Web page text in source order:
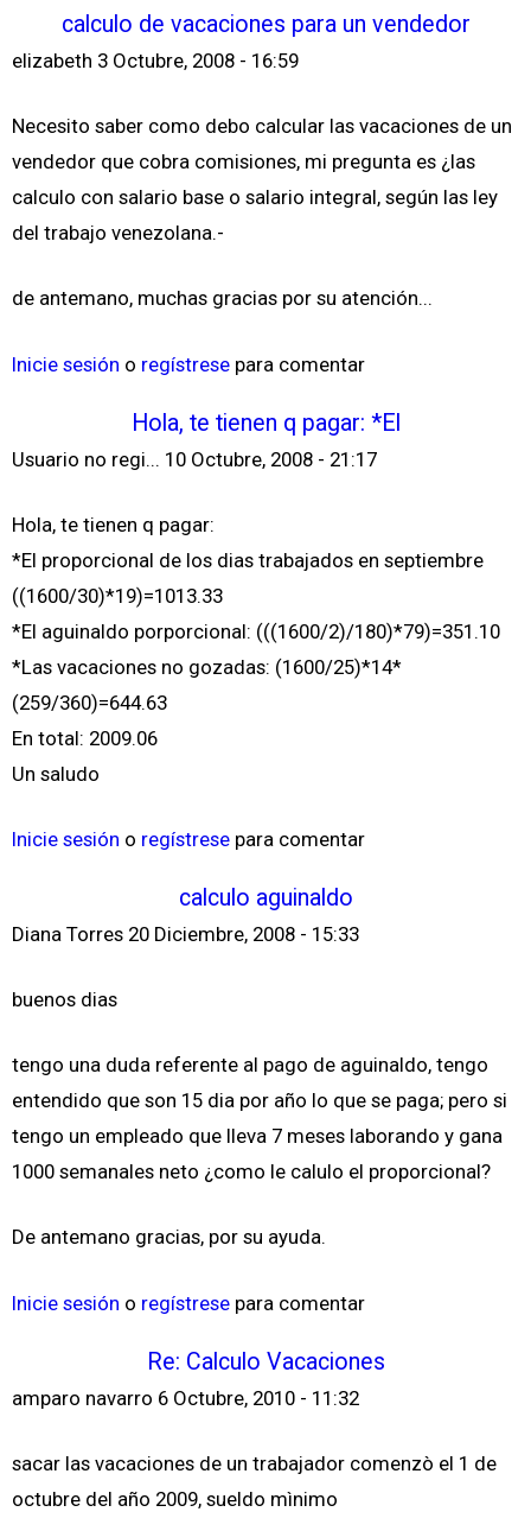
calculo de vacaciones para un vendedor
elizabeth 3 Octubre, 2008 - 16:59
Necesito saber como debo calcular las vacaciones de un
vendedor que cobra comisiones, mi pregunta es ¿las
calculo con salario base o salario integral, según las ley
del trabajo venezolana.-
de antemano, muchas gracias por su atención...
Inicie sesión o regístrese para comentar
Hola, te tienen q pagar: *El
Usuario no regi... 10 Octubre, 2008 - 21:17
Hola, te tienen q pagar:
*El proporcional de los dias trabajados en septiembre
((1600/30)*19)=1013.33
*El aguinaldo porporcional: (((1600/2)/180)*79)=351.10
*Las vacaciones no gozadas: (1600/25)*14*
(259/360)=644.63
En total: 2009.06
Un saludo
Inicie sesión o regístrese para comentar
calculo aguinaldo
Diana Torres 20 Diciembre, 2008 - 15:33
buenos dias
tengo una duda referente al pago de aguinaldo, tengo
entendido que son 15 dia por año lo que se paga; pero si
tengo un empleado que lleva 7 meses laborando y gana
1000 semanales neto ¿como le calulo el proporcional?
De antemano gracias, por su ayuda.
Inicie sesión o regístrese para comentar
Re: Calculo Vacaciones
amparo navarro 6 Octubre, 2010 - 11:32
sacar las vacaciones de un trabajador comenzò el 1 de
octubre del año 2009, sueldo mìnimo